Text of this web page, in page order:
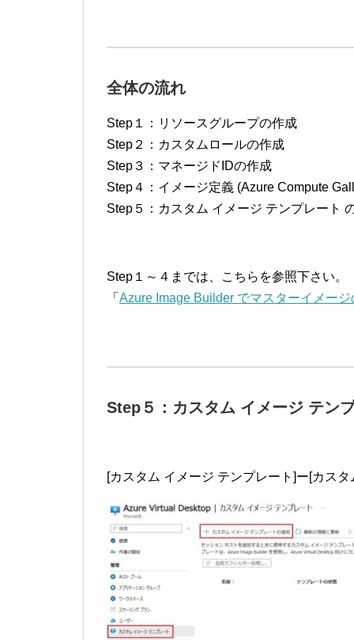
全体の流れ
Step１：リソースグループの作成
Step２：カスタムロールの作成
Step３：マネージドIDの作成
Step４：イメージ定義 (Azure Compute
Step５：カスタム イメージ テンプレート
Step１～４までは、こちらを参照下さい。
「 Azure Image Builder でマスターイメー
Step５：カスタム イメージ テン
[カスタム イメージ テンプレート]ー[カス